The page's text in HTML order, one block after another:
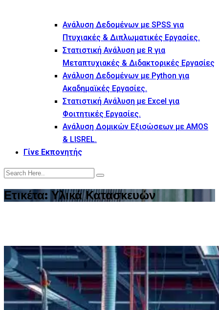
Ανάλυση Δεδομένων με SPSS για
Πτυχιακές & Διπλωματικές Εργασίες.
Στατιστική Ανάλυση με R για
Μεταπτυχιακές & Διδακτορικές Εργασίες
Ανάλυση Δεδομένων με Python για
Ακαδημαϊκές Εργασίες.
Στατιστική Ανάλυση με Excel για
Φοιτητικές Εργασίες.
Ανάλυση Δομικών Εξισώσεων με AMOS
& LISREL.
Γίνε Εκπονητής
Ετικέτα: Υλικά Κατασκευών